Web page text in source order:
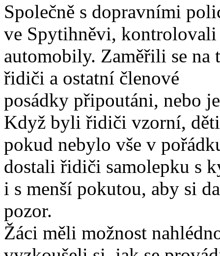
Společně s dopravními
ve Spytihněvi,
automobily. Zaměřili se
řidiči a ostatní členové
posádky připoutáni, nebo
Když byli řidiči vzorní,
pokud nebylo vše v
dostali řidiči samolepku s
i s menší pokutou, aby si
pozor.
Žáci měli možnost